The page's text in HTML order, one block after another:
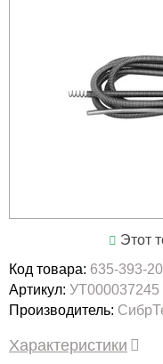
Этот
Код товара: 635-393-
Артикул: УТ000037245
Производитель:
Характеристики